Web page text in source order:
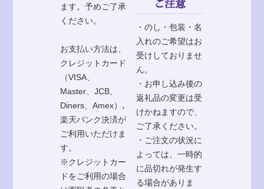
ます。予めご了承
ください。
お支払い方法は、
クレジットカード
（VISA、
Master、JCB、
Diners、Amex）､
楽天バンク決済が
ご利用いただけま
す。
※クレジットカー
ドをご利用の場合
ご注意
・のし・包装・名
入れのご希望はお
受けしておりませ
ん。
・お申し込み後の
返礼品の変更は受
けかねますので、
ご了承ください。
・ご注文の状況に
よっては、一時的
に品切れが発生す
る場合がありま